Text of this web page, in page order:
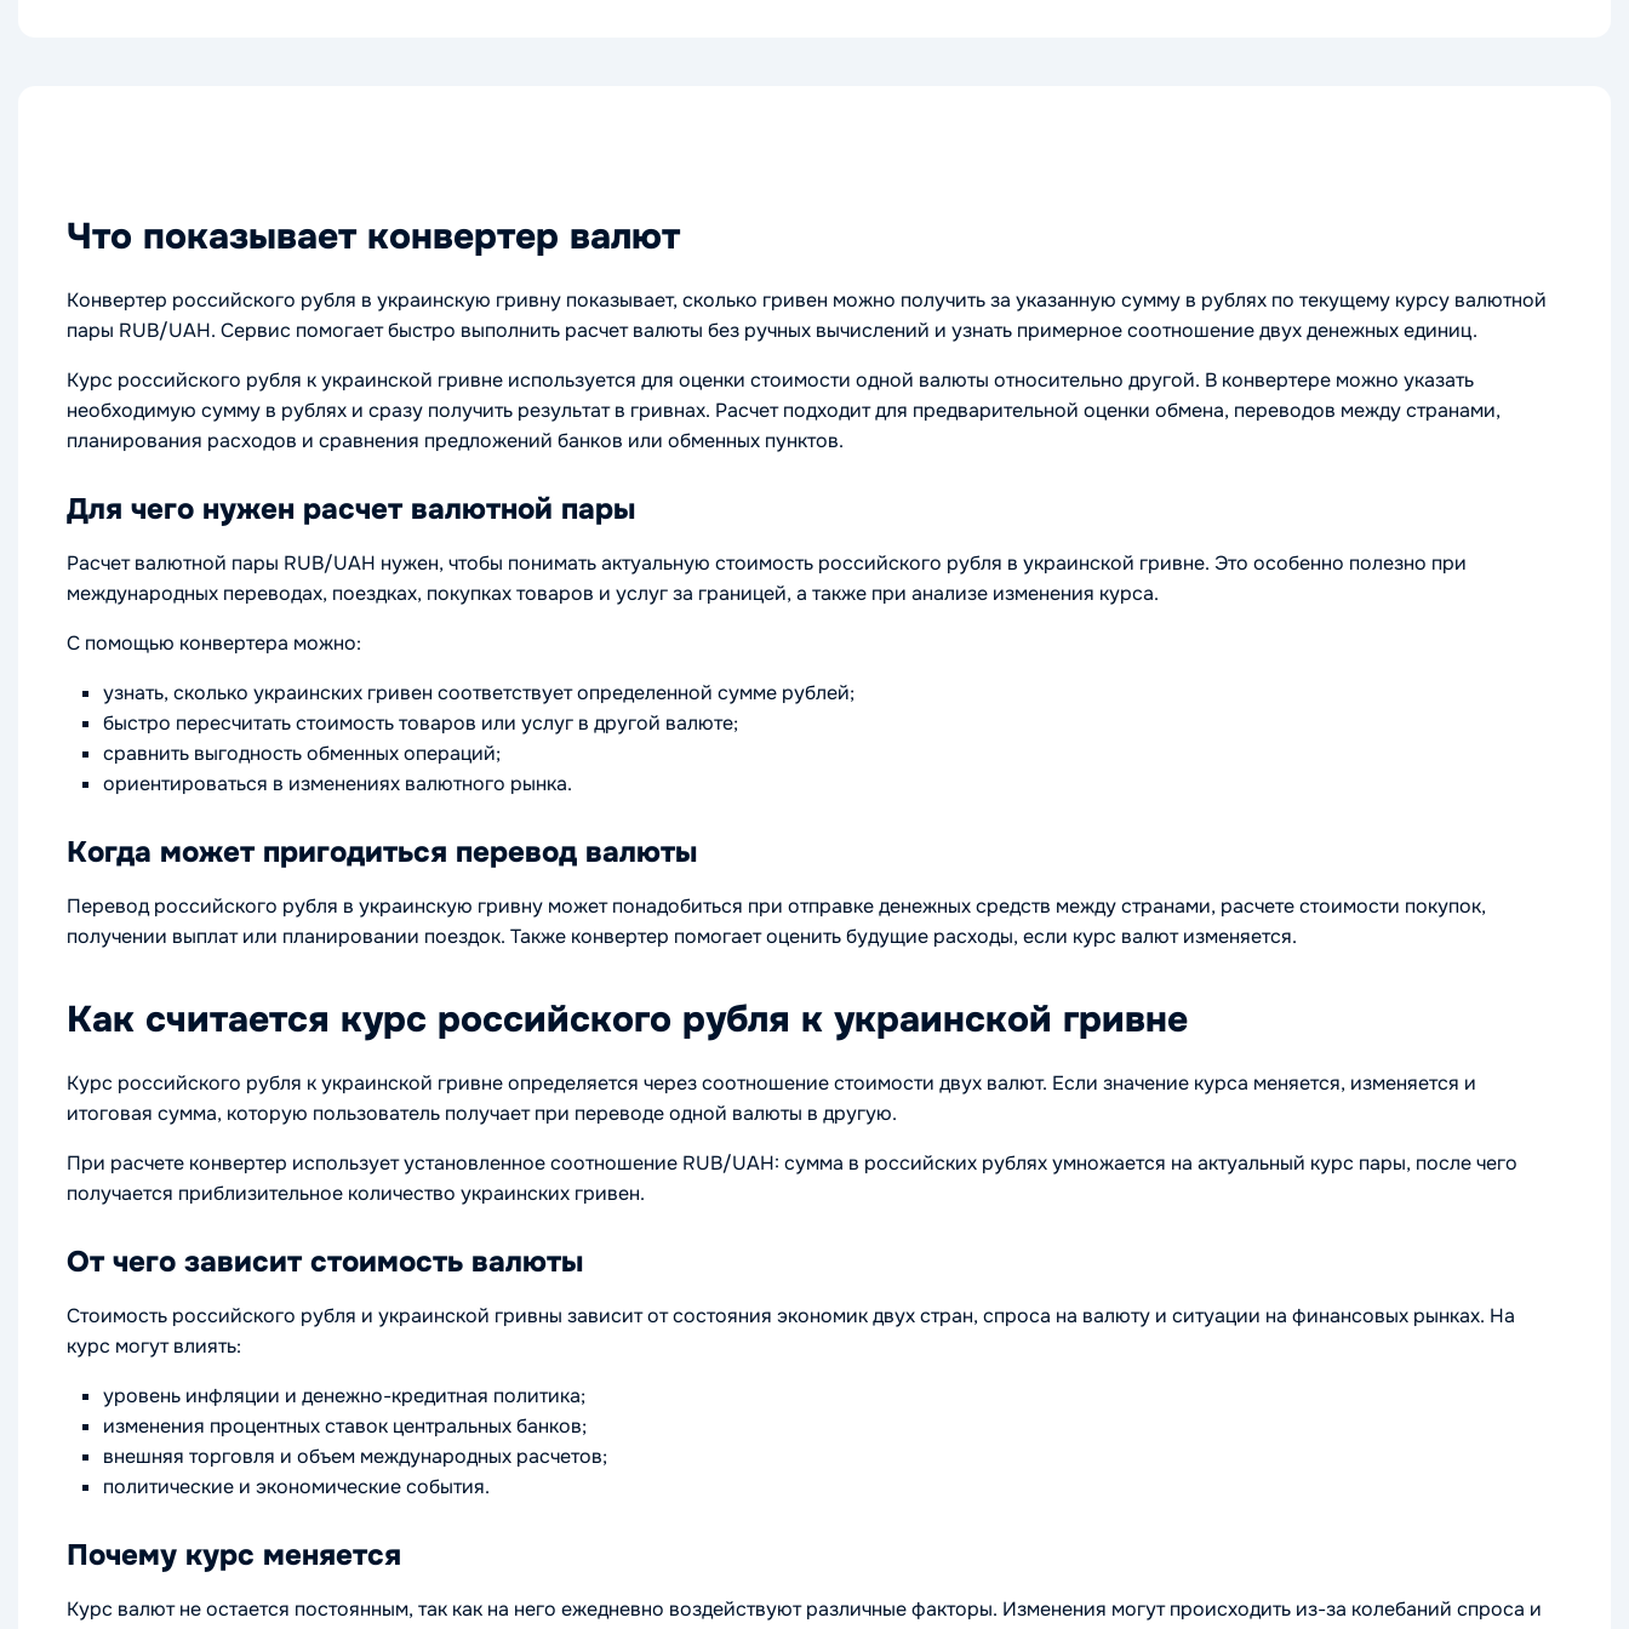
Что показывает конвертер валют
Конвертер российского рубля в украинскую гривну показывает, сколько гривен можно получить за указанную сумму в рублях по текущему курсу валютной
пары RUB/UАH. Сервис помогает быстро выполнить расчет валюты без ручных вычислений и узнать примерное соотношение двух денежных единиц.
Курс российского рубля к украинской гривне используется для оценки стоимости одной валюты относительно другой. В конвертере можно указать
необходимую сумму в рублях и сразу получить результат в гривнах. Расчет подходит для предварительной оценки обмена, переводов между странами,
планирования расходов и сравнения предложений банков или обменных пунктов.
Для чего нужен расчет валютной пары
Расчет валютной пары RUB/UАH нужен, чтобы понимать актуальную стоимость российского рубля в украинской гривне. Это особенно полезно при
международных переводах, поездках, покупках товаров и услуг за границей, а также при анализе изменения курса.
С помощью конвертера можно:
узнать, сколько украинских гривен соответствует определенной сумме рублей;
быстро пересчитать стоимость товаров или услуг в другой валюте;
сравнить выгодность обменных операций;
ориентироваться в изменениях валютного рынка.
Когда может пригодиться перевод валюты
Перевод российского рубля в украинскую гривну может понадобиться при отправке денежных средств между странами, расчете стоимости покупок,
получении выплат или планировании поездок. Также конвертер помогает оценить будущие расходы, если курс валют изменяется.
Как считается курс российского рубля к украинской гривне
Курс российского рубля к украинской гривне определяется через соотношение стоимости двух валют. Если значение курса меняется, изменяется и
итоговая сумма, которую пользователь получает при переводе одной валюты в другую.
При расчете конвертер использует установленное соотношение RUB/UАH: сумма в российских рублях умножается на актуальный курс пары, после чего
получается приблизительное количество украинских гривен.
От чего зависит стоимость валюты
Стоимость российского рубля и украинской гривны зависит от состояния экономик двух стран, спроса на валюту и ситуации на финансовых рынках. На
курс могут влиять:
уровень инфляции и денежно-кредитная политика;
изменения процентных ставок центральных банков;
внешняя торговля и объем международных расчетов;
политические и экономические события.
Почему курс меняется
Курс валют не остается постоянным, так как на него ежедневно воздействуют различные факторы. Изменения могут происходить из-за колебаний спроса и